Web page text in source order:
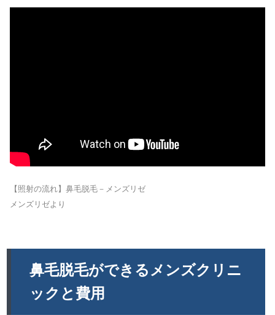
【照射の流れ】鼻毛脱毛－メンズリゼ
メンズリゼより
鼻毛脱毛ができるメンズクリニ
ックと費用